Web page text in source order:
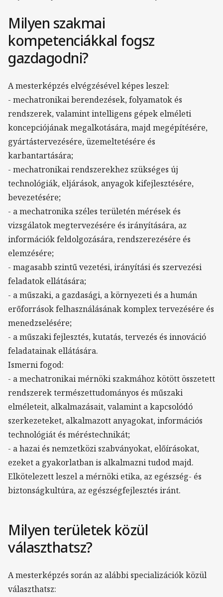
Milyen szakmai
kompetenciákkal fogsz
gazdagodni?
A mesterképzés elvégzésével képes leszel:
- mechatronikai berendezések, folyamatok és
rendszerek, valamint intelligens gépek elméleti
koncepciójának megalkotására, majd megépítésére,
gyártástervezésére, üzemeltetésére és
karbantartására;
- mechatronikai rendszerekhez szükséges új
technológiák, eljárások, anyagok kifejlesztésére,
bevezetésére;
- a mechatronika széles területén mérések és
vizsgálatok megtervezésére és irányítására, az
információk feldolgozására, rendszerezésére és
elemzésére;
- magasabb szintű vezetési, irányítási és szervezési
feladatok ellátására;
- a műszaki, a gazdasági, a környezeti és a humán
erőforrások felhasználásának komplex tervezésére és
menedzselésére;
- a műszaki fejlesztés, kutatás, tervezés és innováció
feladatainak ellátására.
Ismerni fogod:
- a mechatronikai mérnöki szakmához kötött összetett
rendszerek természettudományos és műszaki
elméleteit, alkalmazásait, valamint a kapcsolódó
szerkezeteket, alkalmazott anyagokat, információs
technológiát és méréstechnikát;
- a hazai és nemzetközi szabványokat, előírásokat,
ezeket a gyakorlatban is alkalmazni tudod majd.
Elkötelezett leszel a mérnöki etika, az egészség- és
biztonságkultúra, az egészségfejlesztés iránt.
Milyen területek közül
választhatsz?
A mesterképzés során az alábbi specializációk közül
választhatsz: